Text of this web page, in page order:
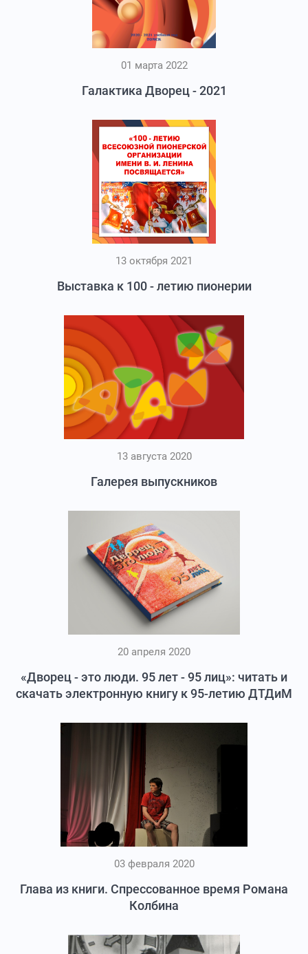
01 марта 2022
Галактика Дворец - 2021
13 октября 2021
Выставка к 100 - летию пионерии
13 августа 2020
Галерея выпускников
20 апреля 2020
«Дворец - это люди. 95 лет - 95 лиц»: читать и
скачать электронную книгу к 95-летию ДТДиМ
03 февраля 2020
Глава из книги. Спрессованное время Романа
Колбина